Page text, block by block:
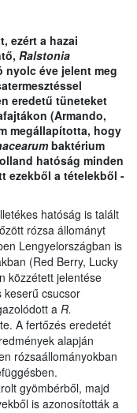
ezért a hazai
Ralstonia
éve jelent meg
eredetű tüneteket
(Armando,
megállapította, hogy
baktérium
hatóság minden
ezekből a tételekből -
hatóság is talált
rózsa állományt
Lengyelországban is
(Red Berry, Lucky
közzétett jelentése
keserű csucsor
a R.
A fertőzés eredetét
alapján
rózsaállományokban
gyömbérből, majd
is azonosították a